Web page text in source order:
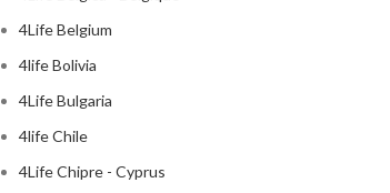
4Life Belgium
4life Bolivia
4Life Bulgaria
4life Chile
4Life Chipre - Cyprus